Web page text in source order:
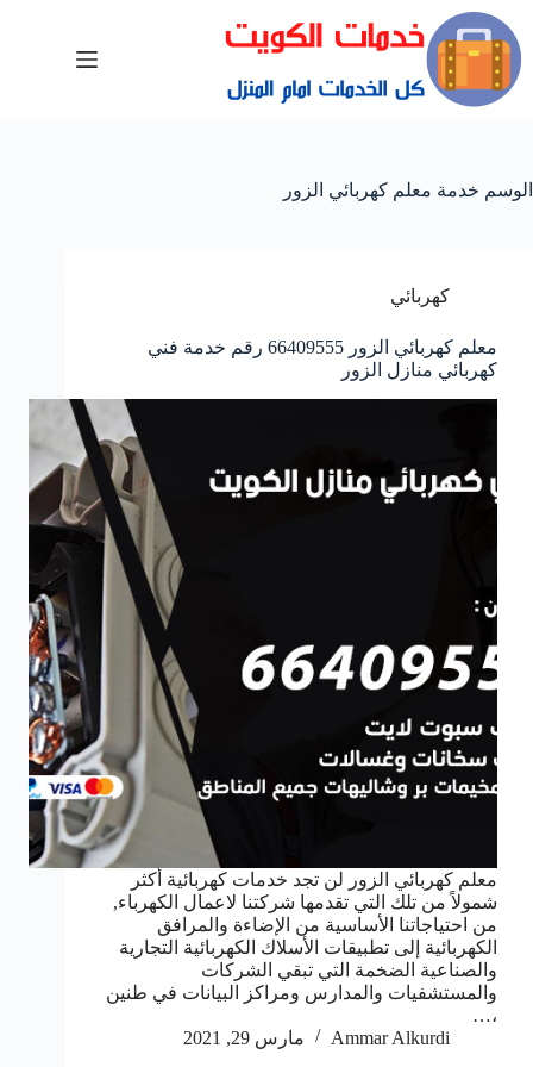
الوسم خدمة معلم كهربائي الزور
كهربائي
معلم كهربائي الزور 66409555 رقم خدمة فني
كهربائي منازل الزور
معلم كهربائي الزور لن تجد خدمات كهربائية أكثر
شمولاً من تلك التي تقدمها شركتنا لاعمال الكهرباء,
من احتياجاتنا الأساسية من الإضاءة والمرافق
الكهربائية إلى تطبيقات الأسلاك الكهربائية التجارية
والصناعية الضخمة التي تبقي الشركات
والمستشفيات والمدارس ومراكز البيانات في طنين
،…
Ammar Alkurdi
مارس 29, 2021